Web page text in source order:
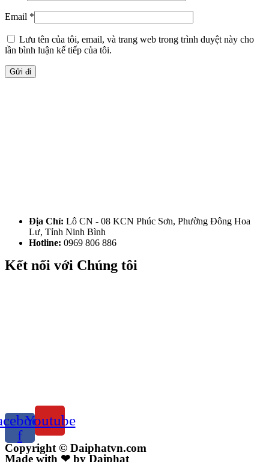
Email *
Lưu tên của tôi, email, và trang web trong trình duyệt này cho
lần bình luận kế tiếp của tôi.
Địa Chỉ: Lô CN - 08 KCN Phúc Sơn, Phường Đông Hoa
Lư, Tỉnh Ninh Bình
Hotline: 0969 806 886
Kết nối với Chúng tôi
f
Youtube
Copyright © Daiphatvn.com
Made with ❤ by Daiphat